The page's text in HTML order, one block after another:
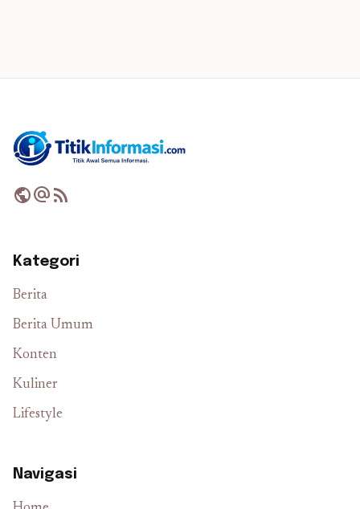
publicalternate_emailrss_feed
Kategori
Berita
Berita Umum
Konten
Kuliner
Lifestyle
Navigasi